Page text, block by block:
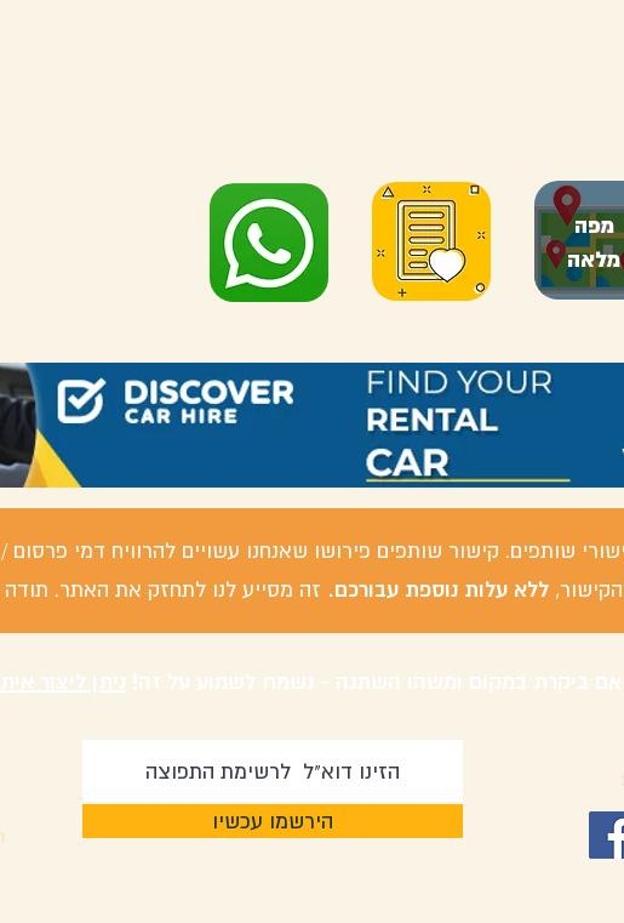
מפה
מלאה
שותפים. קישור שותפים פירושו שאנחנו עשויים להרוויח דמי
הקישור,ללא עלות נוספת עבורכם. זה מסייע לנו לתחזק את האתר.
אם ביקרת במקום ומשהו השתנה - נשמח לשמוע על זה! ניתן ליצור
הירשמו עכשיו